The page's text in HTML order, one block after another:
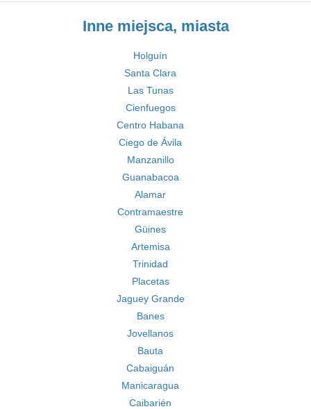
Inne miejsca, miasta
Holguín
Santa Clara
Las Tunas
Cienfuegos
Centro Habana
Ciego de Ávila
Manzanillo
Guanabacoa
Alamar
Contramaestre
Güines
Artemisa
Trinidad
Placetas
Jaguey Grande
Banes
Jovellanos
Bauta
Cabaiguán
Manicaragua
Caibarién